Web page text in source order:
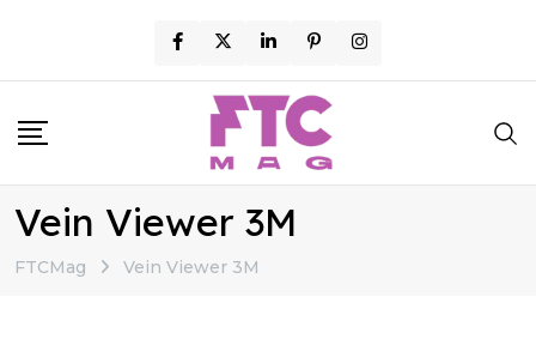
content
Vein Viewer 3M
FTCMag Vein Viewer 3M